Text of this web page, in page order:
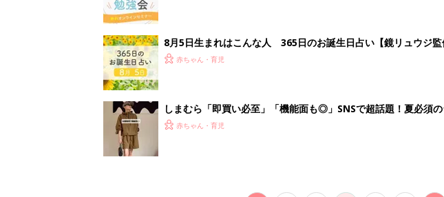
8月5日生まれはこんな人 365日のお誕生日占い【鏡リュウジ監
赤ちゃん・育児
しまむら「即買い必至」「機能面も◎」SNSで超話題！夏必須
赤ちゃん・育児